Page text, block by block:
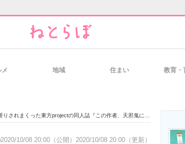
経営リーダーのコミュ
地域 住まい 教育・
まくった東方projectの同人誌『この作者、天邪鬼につき』
2020/10/08 20:00（公開） 2020/10/08 20:00（更新）